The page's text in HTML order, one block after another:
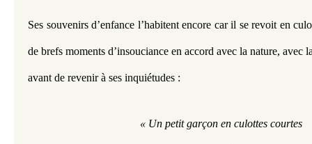
Ses souvenirs d’enfance l’habitent encore car il se revoit en
de brefs moments d’insouciance en accord avec la nature, avec
avant de revenir à ses inquiétudes :
« Un petit garçon en culottes courtes